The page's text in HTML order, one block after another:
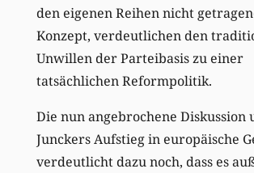
den eigenen Reihen nicht
Konzept, verdeutlichen den
Unwillen der Parteibasis zu einer
tatsächlichen Reformpolitik.
Die nun angebrochene Diskussion
Junckers Aufstieg in europäische
verdeutlicht dazu noch, dass es